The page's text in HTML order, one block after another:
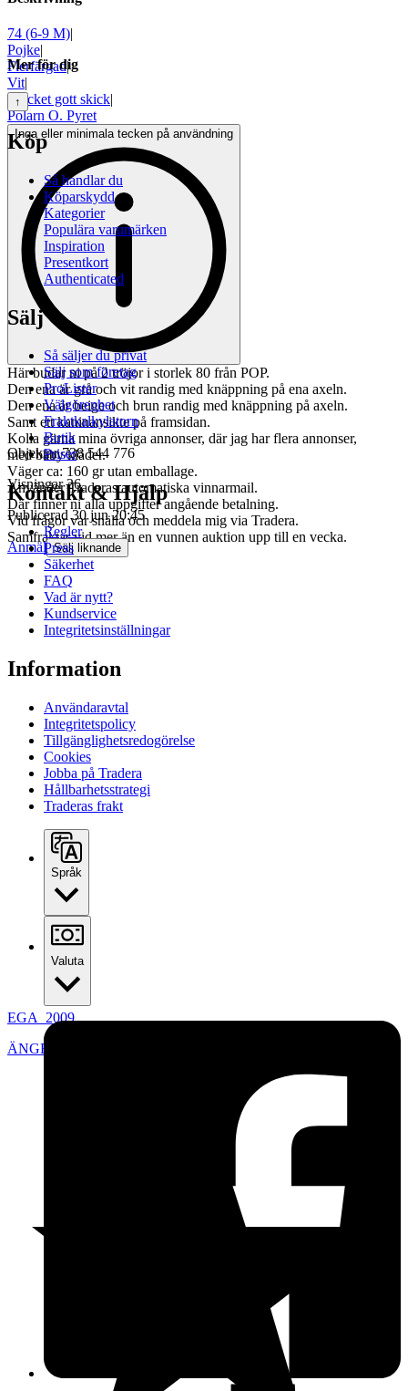
74 (6-9 M)|
Pojke|
Flerfärgad|
Vit|
Mycket gott skick|
Polarn O. Pyret
Inga eller minimala tecken på användning
Här budar ni på 2 tröjor i storlek 80 från POP.
Den ena är grå och vit randig med knäppning på ena axeln.
Den ena är beige och brun randig med knäppning på axeln.
Samt ett kaninansikte på framsidan.
Kolla gärna mina övriga annonser, där jag har flera annonser,
med baby kläder.
Väger ca: 160 gr utan emballage.
Använder Traderas automatiska vinnarmail.
Där finner ni alla uppgifter angående betalning.
Vid frågor var snälla och meddela mig via Tradera.
Samfraktar vid mer än en vunnen auktion upp till en vecka.
Objektnr 738 544 776
Visningar 26
Publicerad 30 jun 20:45
Anmäl Sälj liknande
EGA_2009
ÄNGELHOLM
Mer för dig
↑
Köp
Så handlar du
Köparskydd
Kategorier
Populära varumärken
Inspiration
Presentkort
Authenticated
Sälj
Så säljer du privat
Sälj som företag
ProLister
Välgörenhet
Fraktkalkylatorn
Butik
Priser
Kontakt & Hjälp
Regler
Press
Säkerhet
FAQ
Vad är nytt?
Kundservice
Integritetsinställningar
Information
Användaravtal
Integritetspolicy
Tillgänglighetsredogörelse
Cookies
Jobba på Tradera
Hållbarhetsstrategi
Traderas frakt
Språk
Valuta